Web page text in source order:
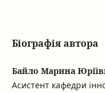
Біографія автора
Байло Марина
Асистент кафедри